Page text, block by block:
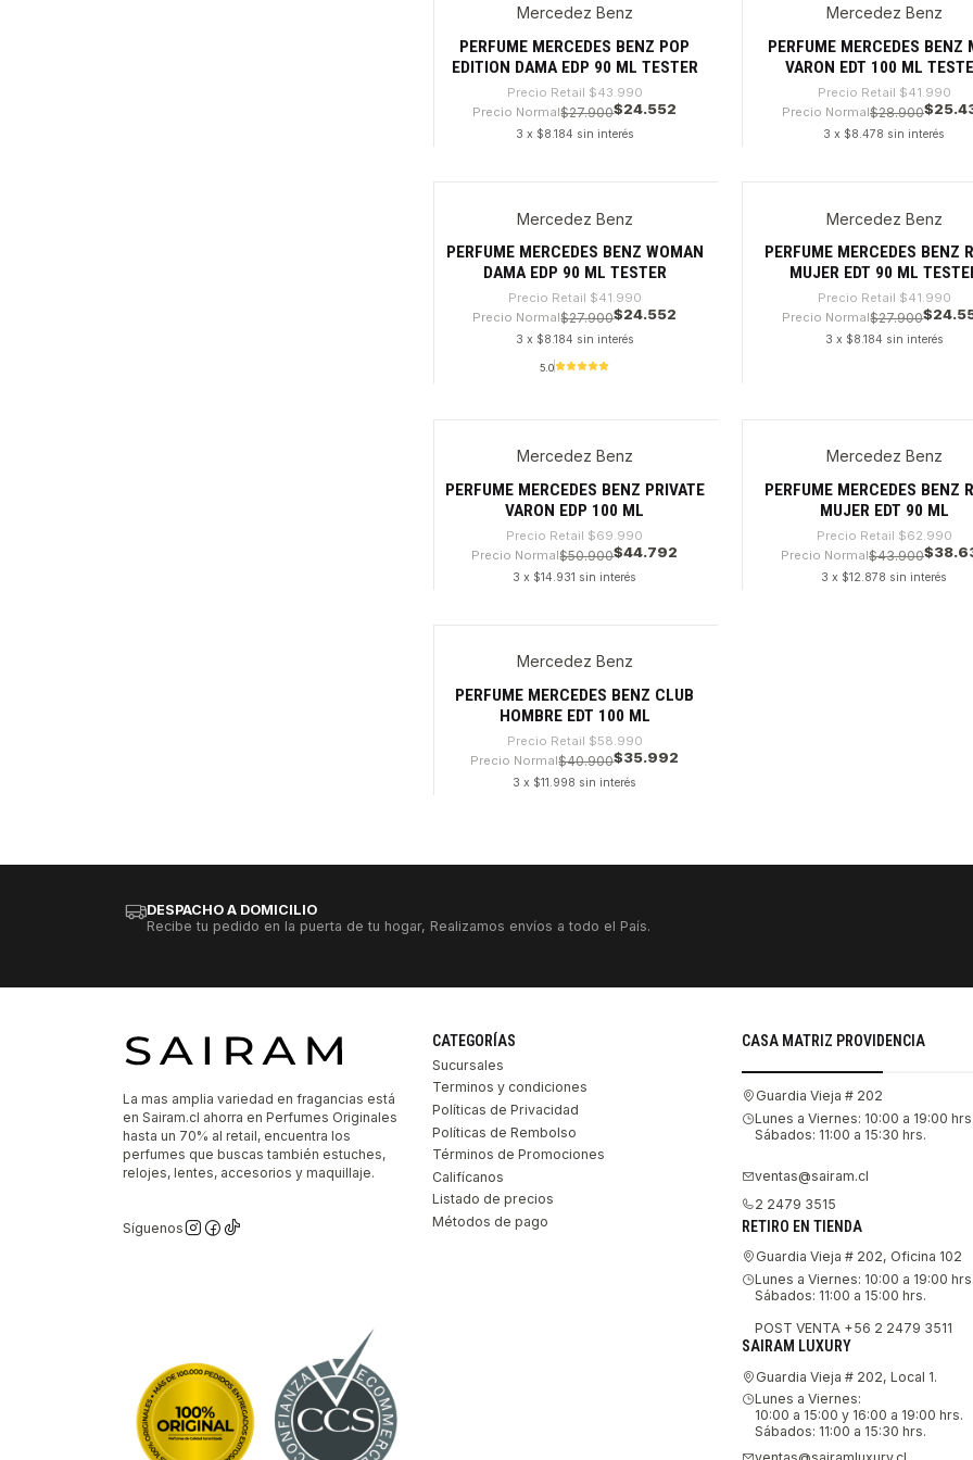
Mercedez Benz
PERFUME MERCEDES BENZ POP
EDITION DAMA EDP 90 ML TESTER
Precio Retail $43.990
Precio Normal$27.900$24.552
3 x $8.184 sin interés
Mercedez Benz
PERFUME MERCEDES BENZ
VARON EDT 100 ML
Precio Retail $41.990
Precio Normal$28.900
3 x $8.478 sin interés
Mercedez Benz
PERFUME MERCEDES BENZ WOMAN
DAMA EDP 90 ML TESTER
Precio Retail $41.990
Precio Normal$27.900$24.552
3 x $8.184 sin interés
5.0
Mercedez Benz
PERFUME MERCEDES BENZ
MUJER EDT 90 ML
Precio Retail $41.990
Precio Normal$27.900
3 x $8.184 sin interés
Mercedez Benz
PERFUME MERCEDES BENZ PRIVATE
VARON EDP 100 ML
Precio Retail $69.990
Precio Normal$50.900$44.792
3 x $14.931 sin interés
Mercedez Benz
PERFUME MERCEDES BENZ
MUJER EDT 90 ML
Precio Retail $62.990
Precio Normal$43.900
3 x $12.878 sin interés
Agotado
Mercedez Benz
PERFUME MERCEDES BENZ CLUB
HOMBRE EDT 100 ML
Precio Retail $58.990
Precio Normal$40.900$35.992
3 x $11.998 sin interés
DESPACHO A DOMICILIO
Recibe tu pedido en la puerta de tu hogar, Realizamos envíos a todo el País.
La mas amplia variedad en fragancias está
en Sairam.cl ahorra en Perfumes Originales
hasta un 70% al retail, encuentra los
perfumes que buscas también estuches,
relojes, lentes, accesorios y maquillaje.
Síguenos
CATEGORÍAS
Sucursales
Terminos y condiciones
Políticas de Privacidad
Políticas de Rembolso
Términos de Promociones
Califícanos
Listado de precios
Métodos de pago
CASA MATRIZ PROVIDENCIA
Guardia Vieja # 202
Lunes a Viernes: 10:00 a 19:00 hrs.
Sábados: 11:00 a 15:30 hrs.
ventas@sairam.cl
2 2479 3515
RETIRO EN TIENDA
Guardia Vieja # 202, Oficina 102
Lunes a Viernes: 10:00 a 19:00 hrs.
Sábados: 11:00 a 15:00 hrs.
POST VENTA +56 2 2479 3511
SAIRAM LUXURY
Guardia Vieja # 202, Local 1.
Lunes a Viernes:
10:00 a 15:00 y 16:00 a 19:00 hrs.
Sábados: 11:00 a 15:30 hrs.